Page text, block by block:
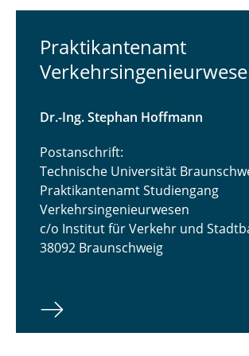
Praktikantenamt
Dr.-Ing. Stephan Hoffmann
Postanschrift:
Technische Universität
Praktikantenamt Studiengang
Verkehrsingenieurwesen
c/o Institut für Verkehr und
38092 Braunschweig